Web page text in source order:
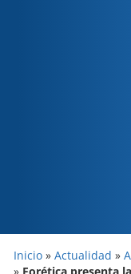
Inicio » Actualidad »
» Forética presenta